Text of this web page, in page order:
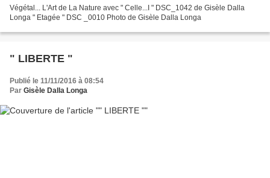
Végétal... L'Art de La Nature avec " Celle...I " DSC_1042 de Gisèle Dalla
Longa " Etagée " DSC _0010 Photo de Gisèle Dalla Longa
" LIBERTE "
Publié le 11/11/2016 à 08:54
Par Gisèle Dalla Longa